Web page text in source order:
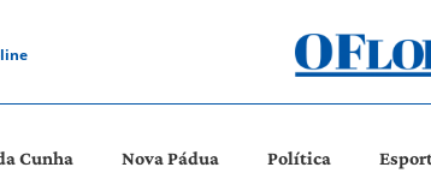
Cunha Nova Pádua Política